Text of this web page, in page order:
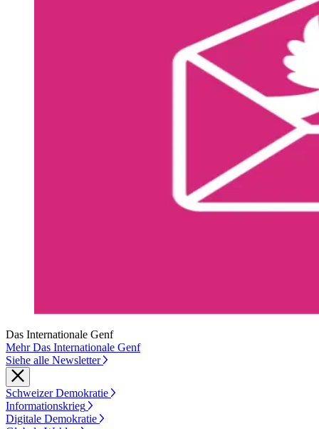
Das Internationale Genf
Mehr Das Internationale Genf
Siehe alle Newsletter
Schweizer Demokratie
Informationskrieg
Digitale Demokratie